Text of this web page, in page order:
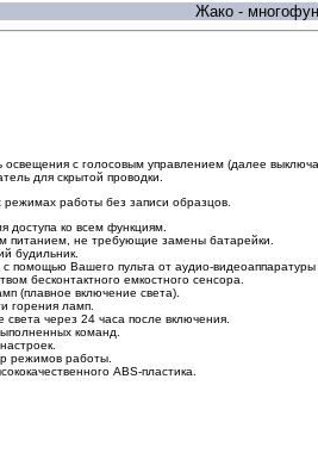
Жако -
с голосовым управлением (далее
для скрытой проводки.
работы без записи образцов.
доступа ко всем функциям.
питанием, не требующие замены батарейки.
будильник.
помощью Вашего пульта от аудио-
бесконтактного емкостного сенсора.
(плавное включение света).
горения ламп.
через 24 часа после включения.
команд.
режимов работы.
ABS-пластика.